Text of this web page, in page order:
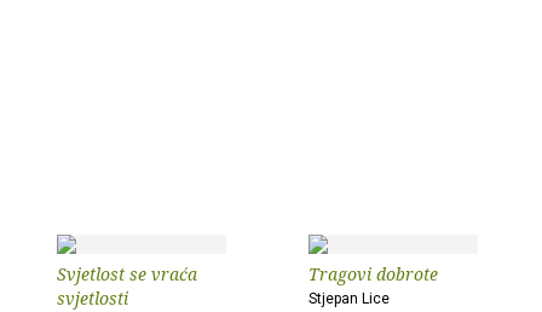
Svjetlost se vraća
svjetlosti
Tragovi dobrote
Stjepan Lice